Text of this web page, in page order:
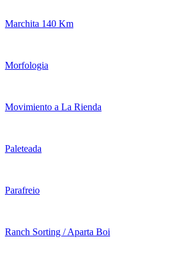
Marchita 140 Km
Morfologia
Movimiento a La Rienda
Paleteada
Parafreio
Ranch Sorting / Aparta Boi